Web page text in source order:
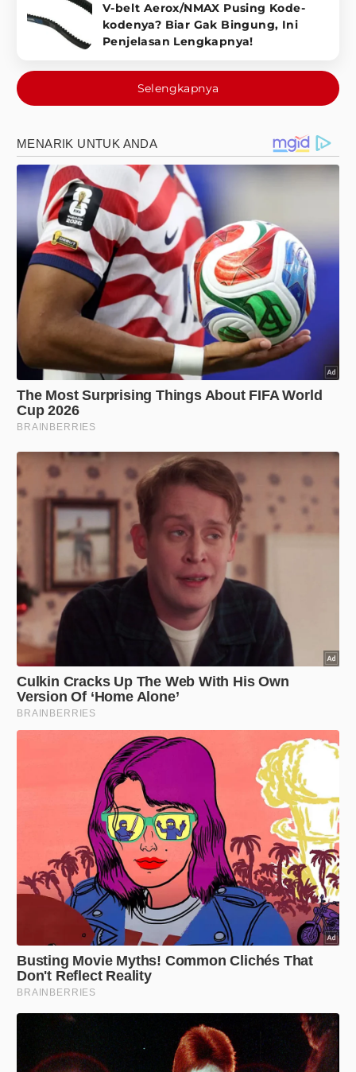
V-belt Aerox/NMAX Pusing Kode-
kodenya? Biar Gak Bingung, Ini
Penjelasan Lengkapnya!
Selengkapnya